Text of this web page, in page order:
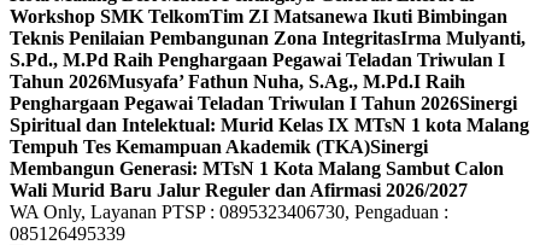
Workshop SMK TelkomTim ZI Matsanewa Ikuti Bimbingan
Teknis Penilaian Pembangunan Zona IntegritasIrma Mulyanti,
S.Pd., M.Pd Raih Penghargaan Pegawai Teladan Triwulan I
Tahun 2026Musyafa’ Fathun Nuha, S.Ag., M.Pd.I Raih
Penghargaan Pegawai Teladan Triwulan I Tahun 2026Sinergi
Spiritual dan Intelektual: Murid Kelas IX MTsN 1 kota Malang
Tempuh Tes Kemampuan Akademik (TKA)Sinergi
Membangun Generasi: MTsN 1 Kota Malang Sambut Calon
Wali Murid Baru Jalur Reguler dan Afirmasi 2026/2027
WA Only, Layanan PTSP : 0895323406730, Pengaduan :
085126495339